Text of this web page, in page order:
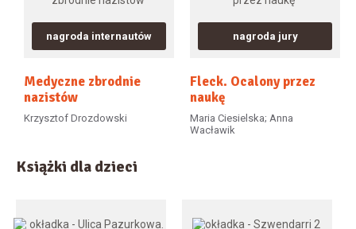
nagroda internautów
Medyczne zbrodnie
nazistów
Krzysztof Drozdowski
nagroda jury
Fleck. Ocalony przez
naukę
Maria Ciesielska; Anna
Wacławik
Książki dla dzieci